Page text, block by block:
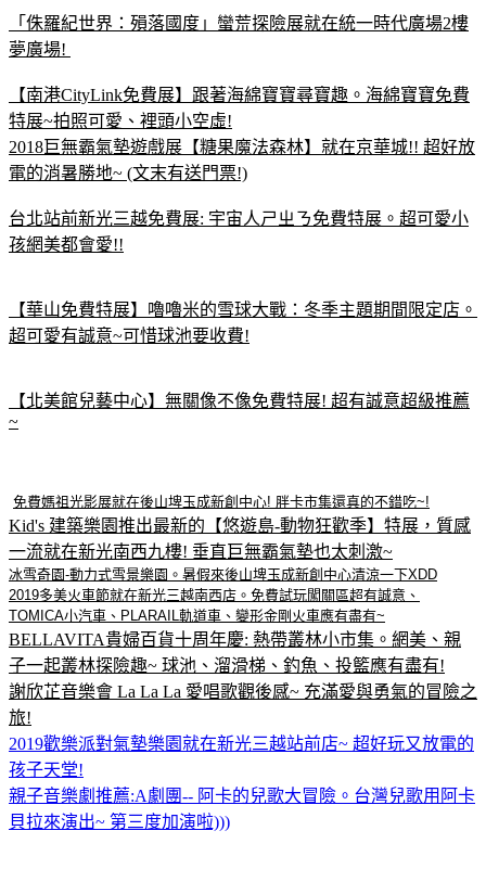
「侏羅紀世界：殞落國度」蠻荒探險展就在統一時代廣場2樓
夢廣場!
【南港CityLink免費展】跟著海綿寶寶尋寶趣。海綿寶寶免費
特展~拍照可愛、裡頭小空虛!
2018巨無霸氣墊遊戲展【糖果魔法森林】就在京華城!! 超好放
電的消暑勝地~ (文末有送門票!)
台北站前新光三越免費展: 宇宙人ㄕㄓㄋ免費特展。超可愛小
孩網美都會愛!!
【華山免費特展】嚕嚕米的雪球大戰：冬季主題期間限定店。
超可愛有誠意~可惜球池要收費!
【北美館兒藝中心】無關像不像免費特展! 超有誠意超級推薦
~
免費媽祖光影展就在後山埤玉成新創中心! 胖卡市集還真的不錯吃~!
Kid's 建築樂園推出最新的【悠遊島-動物狂歡季】特展，質感
一流就在新光南西九樓! 垂直巨無霸氣墊也太刺激~
冰雪奇園-動力式雪景樂園。暑假來後山埤玉成新創中心清涼一下XDD
2019多美火車節就在新光三越南西店。免費試玩闖關區超有誠意、
TOMICA小汽車、PLARAIL軌道車、變形金剛火車應有盡有~
BELLAVITA貴婦百貨十周年慶: 熱帶叢林小市集。網美、親
子一起叢林探險趣~ 球池、溜滑梯、釣魚、投籃應有盡有!
謝欣芷音樂會 La La La 愛唱歌觀後感~ 充滿愛與勇氣的冒險之
旅!
2019歡樂派對氣墊樂園就在新光三越站前店~ 超好玩又放電的
孩子天堂!
親子音樂劇推薦:A劇團-- 阿卡的兒歌大冒險。台灣兒歌用阿卡
貝拉來演出~ 第三度加演啦)))